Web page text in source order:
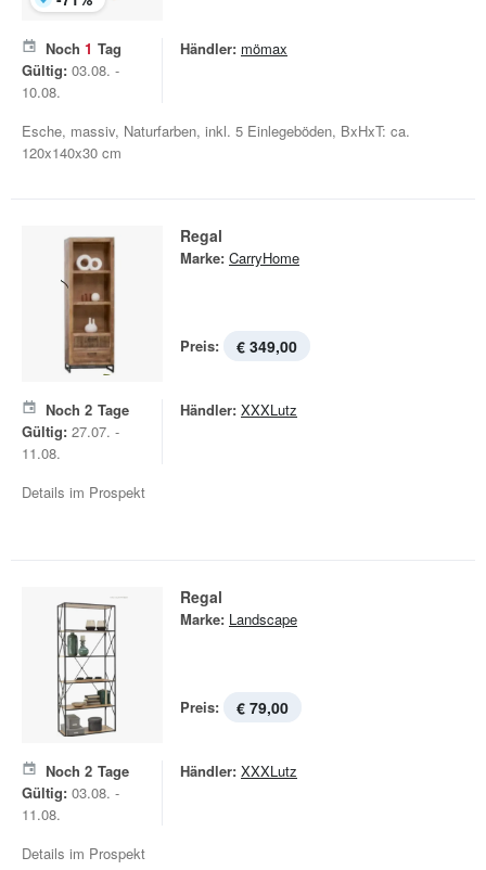
Noch 1 Tag
Gültig: 03.08. -
10.08.
Händler: mömax
Esche, massiv, Naturfarben, inkl. 5 Einlegeböden, BxHxT: ca.
120x140x30 cm
Regal
Marke: CarryHome
Preis: € 349,00
Noch 2 Tage
Gültig: 27.07. -
11.08.
Händler: XXXLutz
Details im Prospekt
Regal
Marke: Landscape
Preis: € 79,00
Noch 2 Tage
Gültig: 03.08. -
11.08.
Händler: XXXLutz
Details im Prospekt